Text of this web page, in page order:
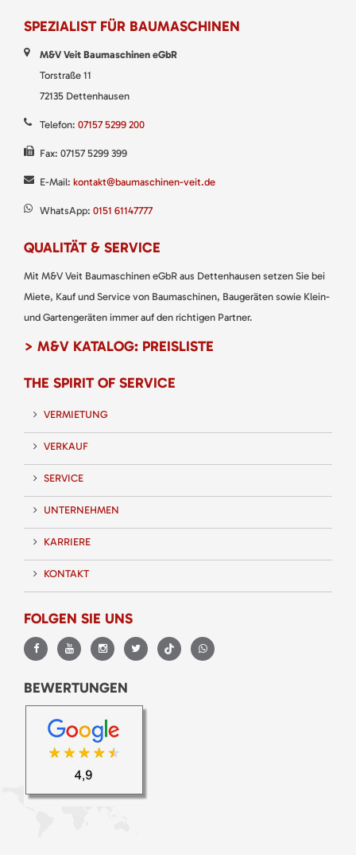
SPEZIALIST FÜR BAUMASCHINEN
M&V Veit Baumaschinen eGbR
Torstraße 11
72135 Dettenhausen
Telefon: 07157 5299 200
Fax: 07157 5299 399
E-Mail: kontakt@baumaschinen-veit.de
WhatsApp: 0151 61147777
QUALITÄT & SERVICE
Mit M&V Veit Baumaschinen eGbR aus Dettenhausen setzen Sie bei
Miete, Kauf und Service von Baumaschinen, Baugeräten sowie Klein-
und Gartengeräten immer auf den richtigen Partner.
> M&V KATALOG: PREISLISTE
THE SPIRIT OF SERVICE
VERMIETUNG
VERKAUF
SERVICE
UNTERNEHMEN
KARRIERE
KONTAKT
FOLGEN SIE UNS
BEWERTUNGEN